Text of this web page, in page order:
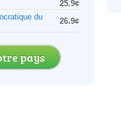
25.9¢
du
26.9¢
pays